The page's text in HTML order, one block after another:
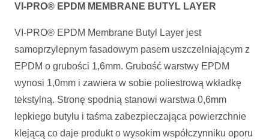
VI-PRO® EPDM MEMBRANE BUTYL LAYER
VI-PRO® EPDM Membrane Butyl Layer jest
samoprzylepnym fasadowym pasem uszczelniającym z
EPDM o grubości 1,6mm. Grubość warstwy EPDM
wynosi 1,0mm i zawiera w sobie poliestrową wkładkę
tekstylną. Stronę spodnią stanowi warstwa 0,6mm
lepkiego butylu i taśma zabezpieczająca powierzchnie
klejącą co daje produkt o wysokim współczynniku oporu